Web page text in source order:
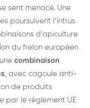
sent menacé. Une
poursuivent l’intrus
d’apiculture
du frelon européen
combinaison
, avec cagoule anti-
de produits
par le règlement UE